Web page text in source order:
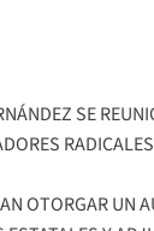
SE
RADICALES
OTORGAR UN